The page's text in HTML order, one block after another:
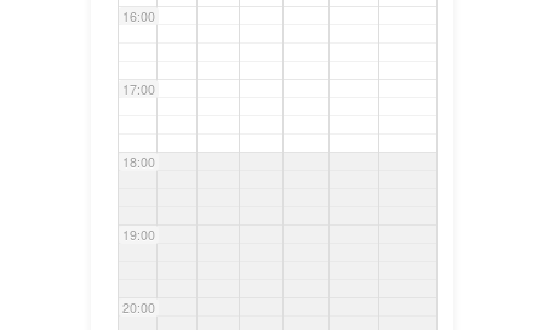
16:00
17:00
18:00
19:00
20:00